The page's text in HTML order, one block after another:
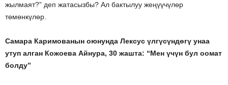
жылмаят?” деп жатасызбы? Ал бактылуу жеңүүчүлөр
төмөнкүлөр.
Самара Каримованын оюнунда Лексус үлгүсүндөгү унаа
утуп алган Кожоева Айнура, 30 жашта: “Мен үчүн бул оомат
болду”